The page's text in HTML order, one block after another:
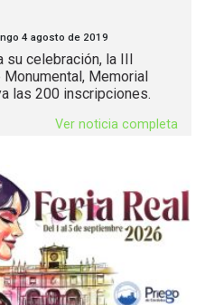
4 agosto de 2019
celebración, la III
Memorial
las 200 inscripciones.
Ver noticia completa